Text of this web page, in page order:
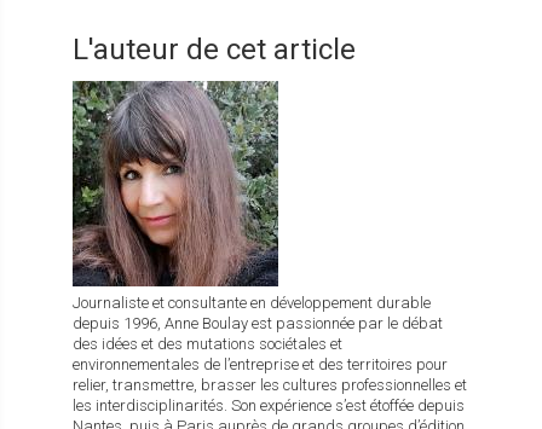
L'auteur de cet article
Journaliste et consultante en développement durable
depuis 1996, Anne Boulay est passionnée par le débat
des idées et des mutations sociétales et
environnementales de l’entreprise et des territoires pour
relier, transmettre, brasser les cultures professionnelles et
les interdisciplinarités. Son expérience s’est étoffée depuis